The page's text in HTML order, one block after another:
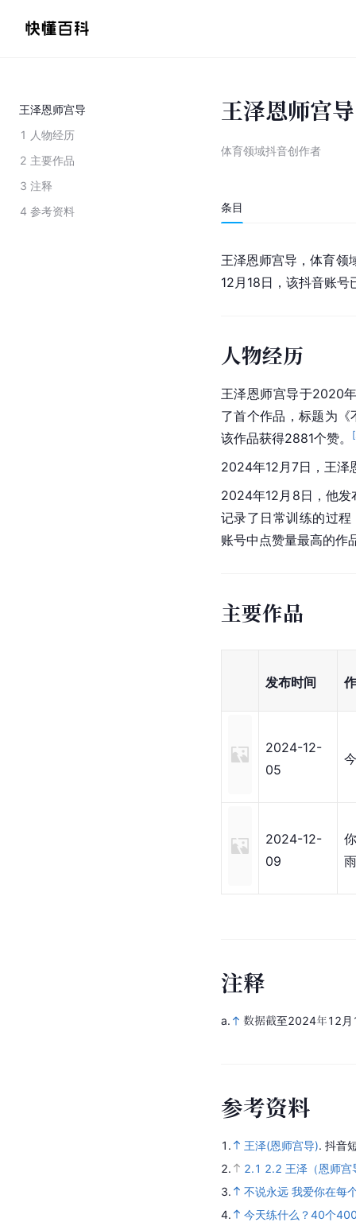
王泽恩师宫导
1 人物经历
2 主要作品
3 注释
4 参考资料
王泽恩师宫导
体育领域抖音创作者
条目
王泽恩师宫导，体育领
12月18日，该抖音账
人物经历
王泽恩师宫导于2020
了首个作品，标题为
该作品获得2881个赞。
[
2024年12月7日，王泽
2024年12月8日，他
记录了日常训练的过
账号中点赞量最高的作
主要作品
发布时间
2024-12-
05
2024-12-
09
注释
a. 数据截至2024年12
参考资料
1. 王泽(恩师宫导). 抖音
2.
2.1 2.2 王泽（恩师宫
3.
不说永远 我爱你在每
4.
今天练什么？40个